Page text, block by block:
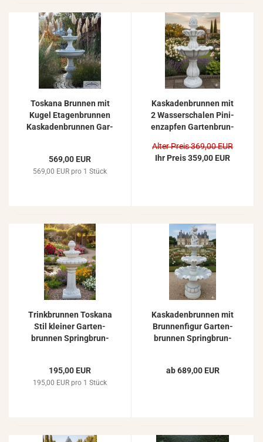
Tos­ka­na Brun­nen mit
Kugel Eta­gen­brun­nen
Kas­ka­den­brun­nen Gar­
569,00 EUR
569,00 EUR pro 1 Stück
Kas­ka­den­brun­nen mit
2 Was­ser­scha­len Pi­ni­
en­zap­fen Gar­ten­brun­
141cm 152kg
Alter Preis 369,00 EUR
Ihr Preis 359,00 EUR
Trink­brun­nen Tos­ka­na
Stil klei­ner Gar­ten­
brun­nen Spring­brun­
195,00 EUR
195,00 EUR pro 1 Stück
Kas­ka­den­brun­nen mit
Brun­nen­fi­gur Gar­ten­
brun­nen Spring­brun­
ab 689,00 EUR